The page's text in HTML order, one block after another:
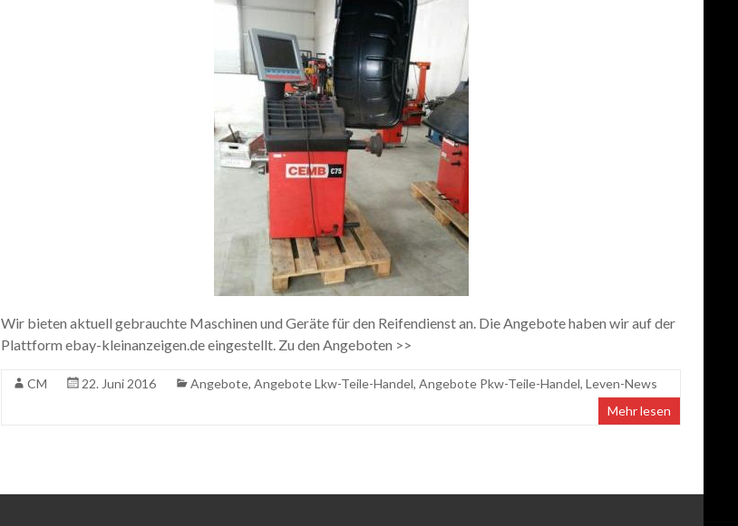
Wir bieten aktuell gebrauchte Maschinen und Geräte für den Reifendienst an. Die Angebote haben wir auf der
Plattform ebay-kleinanzeigen.de eingestellt. Zu den Angeboten >>
CM 22. Juni 2016 Angebote, Angebote Lkw-Teile-Handel, Angebote Pkw-Teile-Handel, Leven-News
Mehr lesen